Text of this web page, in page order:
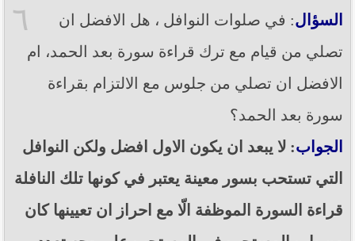
٦ السؤال: في صلوات النوافل ، هل الافضل ان
تصلي من قيام مع ترك قراءة سورة بعد الحمد، ام
الافضل ان تصلي من جلوس مع الالتزام بقراءة
سورة بعد الحمد؟
الجواب: لا يبعد ان يكون الاول افضل ولكن النوافل
التي تستحب بسور معينة يعتبر في كونها تلك النافلة
قراءة السورة الموظفة الّا مع احراز ان تعيينها كان